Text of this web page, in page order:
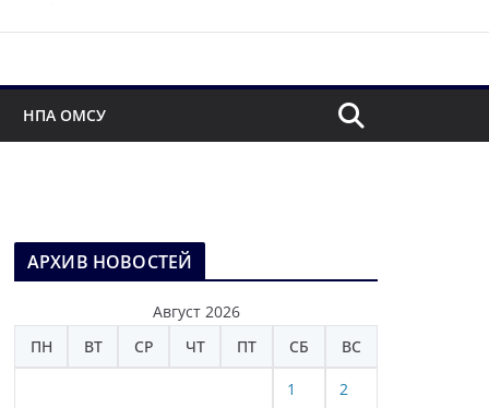
НПА ОМСУ
АРХИВ НОВОСТЕЙ
Август 2026
ПН
ВТ СР ЧТ ПТ СБ ВС
1 2